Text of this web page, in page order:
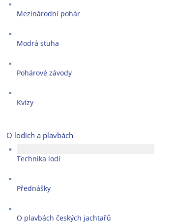
Mezinárodní pohár
Modrá stuha
Pohárové závody
Kvízy
O lodích a plavbách
Technika lodí
Přednášky
O plavbách českých jachtařů